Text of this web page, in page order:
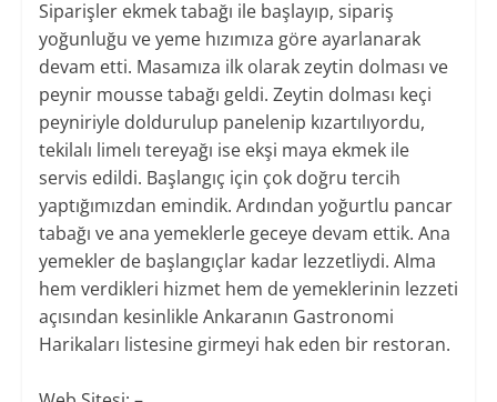
Siparişler ekmek tabağı ile başlayıp, sipariş
yoğunluğu ve yeme hızımıza göre ayarlanarak
devam etti. Masamıza ilk olarak zeytin dolması ve
peynir mousse tabağı geldi. Zeytin dolması keçi
peyniriyle doldurulup panelenip kızartılıyordu,
tekilalı limelı tereyağı ise ekşi maya ekmek ile
servis edildi. Başlangıç için çok doğru tercih
yaptığımızdan emindik. Ardından yoğurtlu pancar
tabağı ve ana yemeklerle geceye devam ettik. Ana
yemekler de başlangıçlar kadar lezzetliydi. Alma
hem verdikleri hizmet hem de yemeklerinin lezzeti
açısından kesinlikle Ankaranın Gastronomi
Harikaları listesine girmeyi hak eden bir restoran.